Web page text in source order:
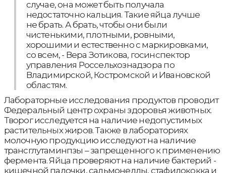
случае, она может быть получала
недостаточно кальция. Такие яйца лучше
не брать. А брать, чтобы они были
чистенькими, плотными, ровными,
хорошими и естественно с маркировками,
со всем, - Вера Зотикова, госинспектор
управления Россельхознадзора по
Владимирской, Костромской и Ивановской
областям.
Лабораторные исследования продуктов проводит
Федеральный центр охраны здоровья животных.
Творог исследуется на наличие недопустимых
растительных жиров. Также в лабораториях
молочную продукцию исследуют на наличие
трансглутаминпзы – запрещенного к применению
фермента. Яйца проверяют на наличие бактерий -
кишечной палочки, сальмонеллы, стафилококка и